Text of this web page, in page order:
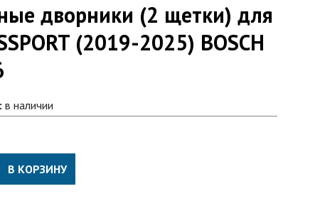
дворники (2 щетки) для
(2019-2025) BOSCH
в наличии
В КОРЗИНУ